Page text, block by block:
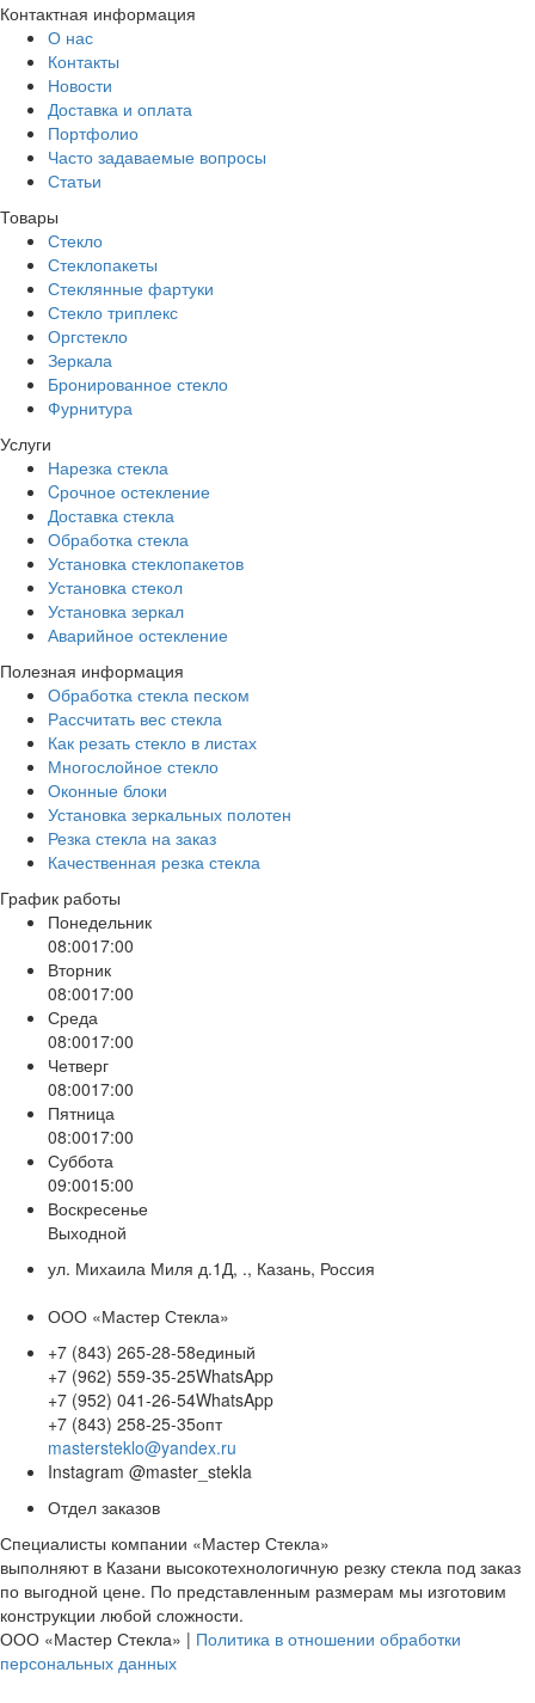
Контактная информация
О нас
Контакты
Новости
Доставка и оплата
Портфолио
Часто задаваемые вопросы
Статьи
Товары
Стекло
Стеклопакеты
Стеклянные фартуки
Стекло триплекс
Оргстекло
Зеркала
Бронированное стекло
Фурнитура
Услуги
Нарезка стекла
Cрочное остекление
Доставка стекла
Обработка стекла
Установка стеклопакетов
Установка стекол
Установка зеркал
Аварийное остекление
Полезная информация
Обработка стекла песком
Рассчитать вес стекла
Как резать стекло в листах
Многослойное стекло
Оконные блоки
Установка зеркальных полотен
Резка стекла на заказ
Качественная резка стекла
График работы
Понедельник
08:0017:00
Вторник
08:0017:00
Среда
08:0017:00
Четверг
08:0017:00
Пятница
08:0017:00
Суббота
09:0015:00
Воскресенье
Выходной
ул. Михаила Миля д.1Д, ., Казань, Россия
ООО «Мастер Стекла»
+7 (843) 265-28-58единый
+7 (962) 559-35-25WhatsApp
+7 (952) 041-26-54WhatsApp
+7 (843) 258-25-35опт
mastersteklo@yandex.ru
Instagram @master_stekla
Отдел заказов
Специалисты компании «Мастер Стекла»
выполняют в Казани высокотехнологичную резку стекла под заказ
по выгодной цене. По представленным размерам мы изготовим
конструкции любой сложности.
ООО «Мастер Стекла» | Политика в отношении обработки
персональных данных